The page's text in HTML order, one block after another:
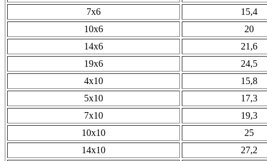
7х6
15,4
10х6
20
14х6
21,6
19х6
24,5
4х10
15,8
5х10
17,3
7х10
19,3
10х10
25
14х10
27,2